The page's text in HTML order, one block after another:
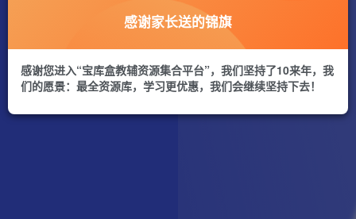
感谢家长送的锦旗
感谢您进入“宝库盒教辅资源集合平台”，我们坚持了10来年，我
们的愿景：最全资源库，学习更优惠，我们会继续坚持下去！